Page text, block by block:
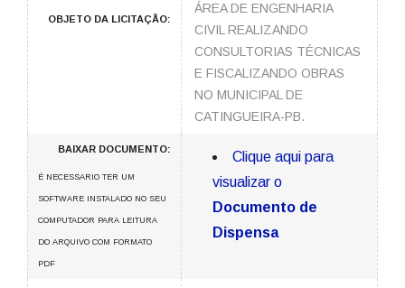
OBJETO DA LICITAÇÃO:
ÁREA DE ENGENHARIA
CIVIL REALIZANDO
CONSULTORIAS TÉCNICAS
E FISCALIZANDO OBRAS
NO MUNICIPAL DE
CATINGUEIRA-PB.
BAIXAR DOCUMENTO:
É NECESSARIO TER UM
SOFTWARE INSTALADO NO SEU
COMPUTADOR PARA LEITURA
DO ARQUIVO COM FORMATO
PDF
Clique aqui para
visualizar o
Documento de
Dispensa